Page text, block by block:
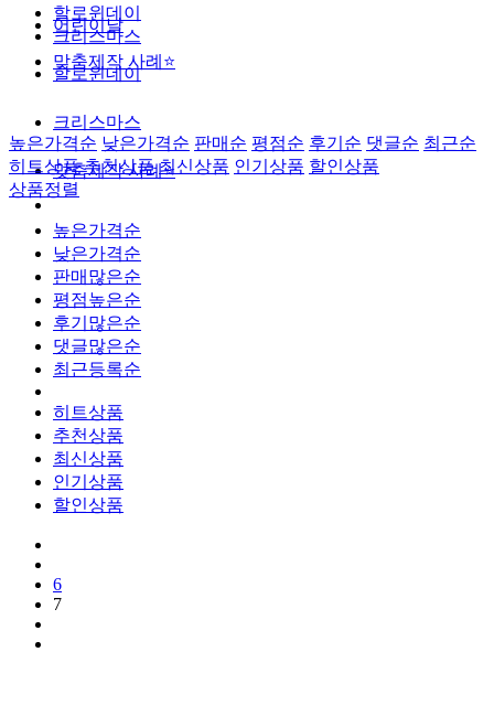
어린이날
할로윈데이
크리스마스
맞춤제작 사례⭐
할로윈데이
크리스마스
맞춤제작 사례⭐
높은가격순 낮은가격순 판매순 평점순 후기순 댓글순 최근순
히트상품 추천상품 최신상품 인기상품 할인상품
상품정렬
높은가격순
낮은가격순
판매많은순
평점높은순
후기많은순
댓글많은순
최근등록순
히트상품
추천상품
최신상품
인기상품
할인상품
6
7